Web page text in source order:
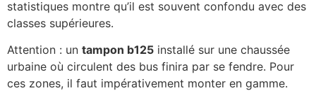
statistiques montre qu’il est souvent confondu avec des
classes supérieures.
Attention : un tampon b125 installé sur une chaussée
urbaine où circulent des bus finira par se fendre. Pour
ces zones, il faut impérativement monter en gamme.